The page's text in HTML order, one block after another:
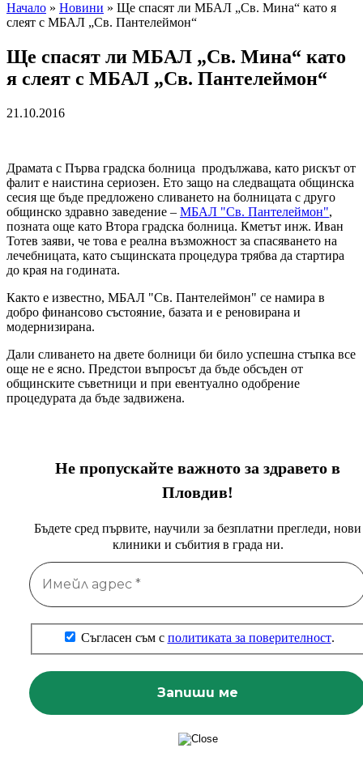
Начало » Новини » Ще спасят ли МБАЛ „Св. Мина“ като я
слеят с МБАЛ „Св. Пантелеймон“
Ще спасят ли МБАЛ „Св. Мина“ като
я слеят с МБАЛ „Св. Пантелеймон“
21.10.2016
Драмата с Първа градска болница продължава, като рискът от
фалит е наистина сериозен. Ето защо на следващата общинска
сесия ще бъде предложено сливането на болницата с друго
общинско здравно заведение – МБАЛ "Св. Пантелеймон",
позната още като Втора градска болница. Кметът инж. Иван
Тотев заяви, че това е реална възможност за спасяването на
лечебницата, като същинската процедура трябва да стартира
до края на годината.
Както е известно, МБАЛ "Св. Пантелеймон" се намира в
добро финансово състояние, базата и е реновирана и
модернизирана.
Дали сливането на двете болници би било успешна стъпка все
още не е ясно. Предстои въпросът да бъде обсъден от
общинските съветници и при евентуално одобрение
процедурата да бъде задвижена.
Не пропускайте важното за здравето в
Пловдив!
Бъдете сред първите, научили за безплатни прегледи, нови
клиники и събития в града ни.
Съгласен съм с политиката за поверителност.